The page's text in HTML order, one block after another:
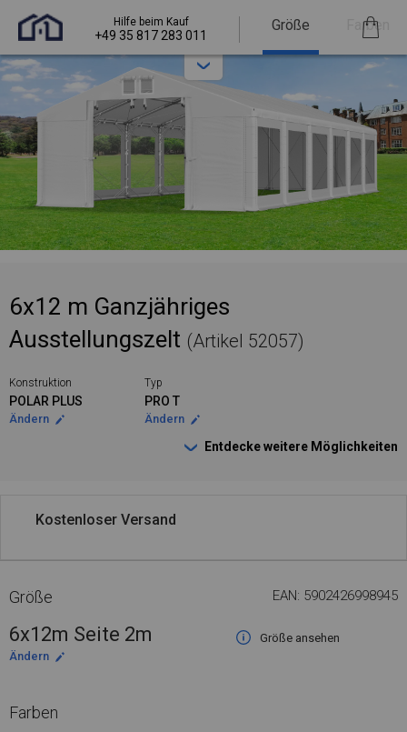
Hilfe beim Kauf
+49 35 817 283 011
Größe Farben
6x12 m Ganzjähriges
Ausstellungszelt (Artikel 52057)
Konstruktion
POLAR PLUS
Ändern
Typ
PRO T
Ändern
Entdecke weitere Möglichkeiten
Kostenloser Versand
Größe EAN: 5902426998945
6x12m Seite 2m
Größe ansehen
Ändern
Farben